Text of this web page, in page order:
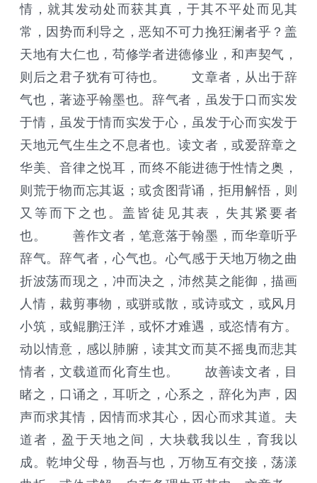
情，就其发动处而获其真，于其不平处而见其
常，因势而利导之，恶知不可力挽狂澜者乎？盖
天地有大仁也，苟修学者进德修业，和声契气，
则后之君子犹有可待也。 文章者，从出于辞
气也，著迹乎翰墨也。辞气者，虽发于口而实发
于情，虽发于情而实发于心，虽发于心而实发于
天地元气生生之不息者也。读文者，或爱辞章之
华美、音律之悦耳，而终不能进德于性情之奥，
则荒于物而忘其返；或贪图背诵，拒用解悟，则
又等而下之也。盖皆徒见其表，失其紧要者
也。 善作文者，笔意落于翰墨，而华章听乎
辞气。辞气者，心气也。心气感于天地万物之曲
折波荡而现之，冲而决之，沛然莫之能御，描画
人情，裁剪事物，或骈或散，或诗或文，或风月
小筑，或鲲鹏汪洋，或怀才难遇，或恣情有方。
动以情意，感以肺腑，读其文而莫不摇曳而悲其
情者，文载道而化育生也。 故善读文者，目
睹之，口诵之，耳听之，心系之，辞化为声，因
声而求其情，因情而求其心，因心而求其道。夫
道者，盈于天地之间，大块载我以生，育我以
成。乾坤父母，物吾与也，万物互有交接，荡漾